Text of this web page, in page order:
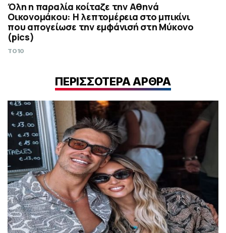
Όλη η παραλία κοίταζε την Αθηνά
Οικονομάκου: Η λεπτομέρεια στο μπικίνι
που απογείωσε την εμφάνισή στη Μύκονο
(pics)
TO10
ΠΕΡΙΣΣΟΤΕΡΑ ΑΡΘΡΑ